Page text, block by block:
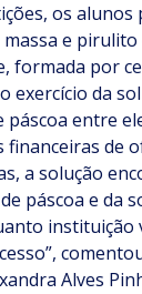
os alunos
e pirulito
formada por
exercício da
entre
financeiras de
a solução
páscoa e da
instituição
Alves